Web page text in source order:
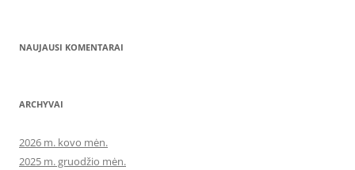
NAUJAUSI KOMENTARAI
ARCHYVAI
2026 m. kovo mėn.
2025 m. gruodžio mėn.